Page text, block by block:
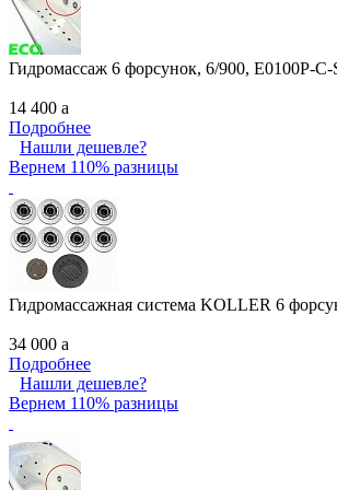
Гидромассаж 6 форсунок, 6/900, E0100P-C-
14 400 a
Подробнее
Нашли дешевле?
Вернем 110% разницы
Гидромассажная система KOLLER 6
34 000 a
Подробнее
Нашли дешевле?
Вернем 110% разницы